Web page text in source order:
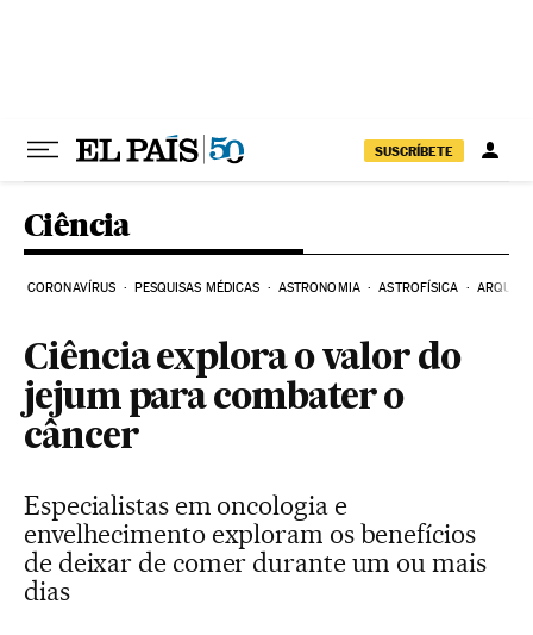
SUSCRÍBETE
Ciência
CORONAVÍRUS PESQUISAS MÉDICAS ASTRONOMIA ASTROFÍSICA
Ciência explora o valor do
jejum para combater o
câncer
Especialistas em oncologia e
envelhecimento exploram os benefícios
de deixar de comer durante um ou mais
dias